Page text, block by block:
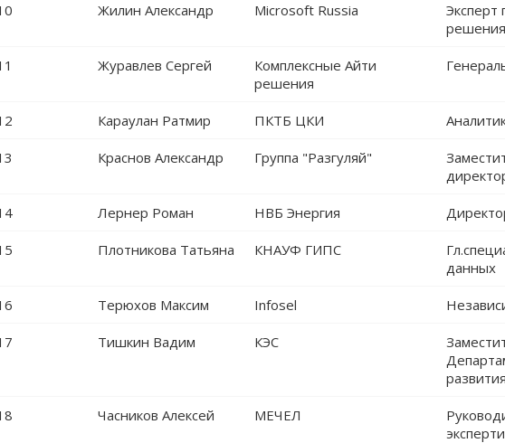
Жилин Александр Microsoft Russia
Эксперт
Журавлев Сергей
Комплексные Айти
решения
Караулан Ратмир ПКТБ ЦКИ
Краснов Александр Группа "Разгуляй"
Лернер Роман НВБ Энергия
Плотникова Татьяна КНАУФ ГИПС
данных
Терюхов Максим Infosel
Тишкин Вадим КЭС
Часников Алексей МЕЧЕЛ